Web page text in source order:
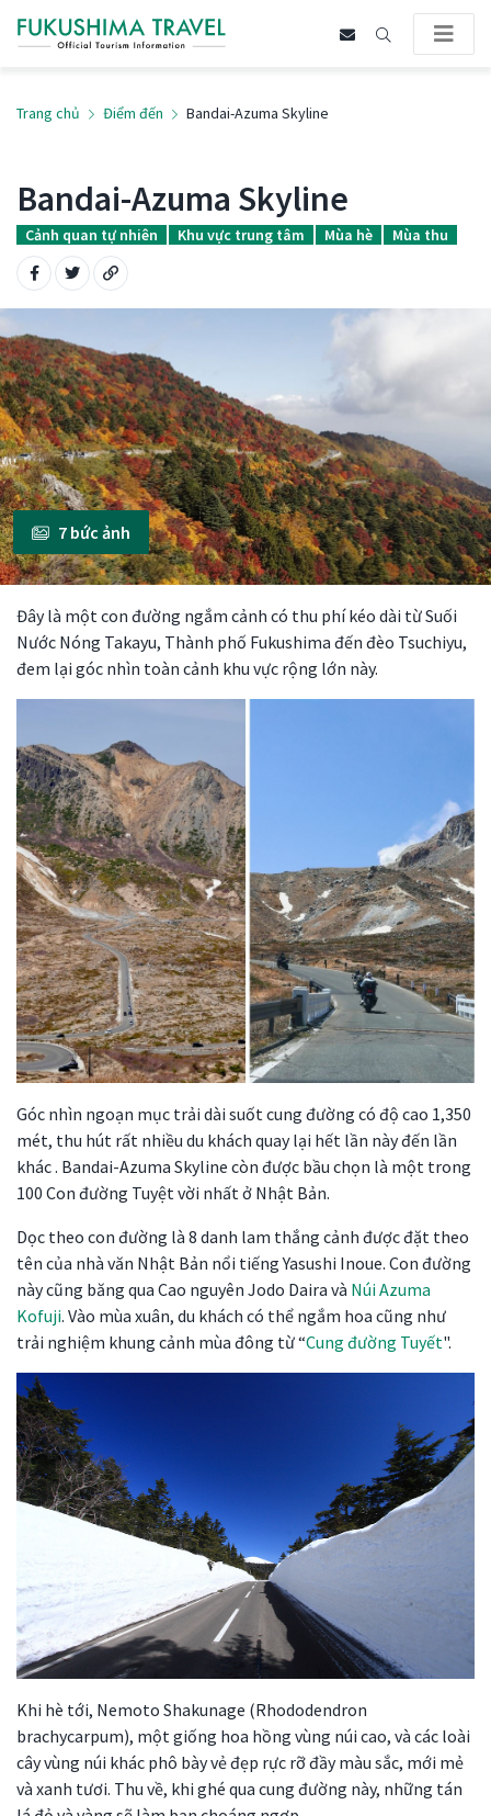
Trang chủ Điểm đến Bandai-Azuma Skyline
Bandai-Azuma Skyline
Cảnh quan tự nhiên Khu vực trung tâm Mùa hè Mùa thu
Share on Facebook
Share on Twitter
Copy URL
7 bức ảnh
Đây là một con đường ngắm cảnh có thu phí kéo dài từ Suối
Nước Nóng Takayu, Thành phố Fukushima đến đèo Tsuchiyu,
đem lại góc nhìn toàn cảnh khu vực rộng lớn này.
Góc nhìn ngoạn mục trải dài suốt cung đường có độ cao 1,350
mét, thu hút rất nhiều du khách quay lại hết lần này đến lần
khác . Bandai-Azuma Skyline còn được bầu chọn là một trong
100 Con đường Tuyệt vời nhất ở Nhật Bản.
Dọc theo con đường là 8 danh lam thắng cảnh được đặt theo
tên của nhà văn Nhật Bản nổi tiếng Yasushi Inoue. Con đường
này cũng băng qua Cao nguyên Jodo Daira và Núi Azuma
Kofuji. Vào mùa xuân, du khách có thể ngắm hoa cũng như
trải nghiệm khung cảnh mùa đông từ “Cung đường Tuyết".
Khi hè tới, Nemoto Shakunage (Rhododendron
brachycarpum), một giống hoa hồng vùng núi cao, và các loài
cây vùng núi khác phô bày vẻ đẹp rực rỡ đầy màu sắc, mới mẻ
và xanh tươi. Thu về, khi ghé qua cung đường này, những tán